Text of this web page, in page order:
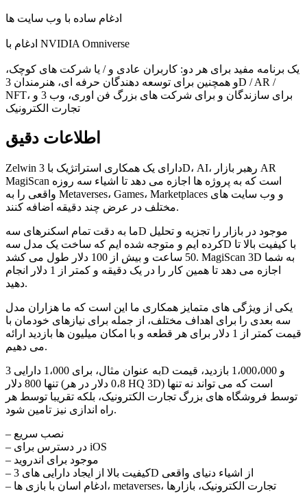
ادغام ساده با وب سایت ها
ادغام با NVIDIA Omniverse
یک برنامه مفید برای هر دو: کاربران عادی و / یا شرکت های کوچک،
و همچنین برای توسعه دهندگان حرفه ای، هنرمندان 3D / AR /
NFT، برای سازندگان و برای شرکت های بزرگ فن اوری، وب 3 و
تجارت الکترونیک
اطلاعات دقیق
Zelwin دارای یک همکاری استراتژیک با 3D، AI، رهبر بازار AR
MagiScan است که به پروژه ها اجازه می دهد تا اشیاء سه روزه
واقعی را به Metaverses، Games، Marketplaces و وب سایت های
مختلف در عرض چند دقیقه اضافه کنند.
ما به دقت تمام اسکنرهای سهD موجود در بازار را تجزیه و تحلیل
کرده ایم و متوجه شده ایم که ساخت یک مدل سهD با کیفیت بالا تا
50 ساعت و بیش از 100 دلار طول می کشد. MagiScan 3D به شما
اجازه می دهد تا همین کار را در یک دقیقه و کمتر از 1 دلار انجام
دهید.
یکی از ویژگی های متمایز همکاری ما این است که ما هزاران مدل
سه بعدی را برای اهداف مختلف، از جمله برای نیازهای خودمان با
قیمت کمتر از 1 دلار برای هر قطعه و با امکان میلیون ها بازدید ارائه
می دهیم.
به عنوان مثال، برای 1،000 دارایی 3D و 1،000،000 بازدید، قیمت
تنها 800 دلار (0،8 دلار در هر HQ 3D) است که می تواند نه تنها
توسط فروشگاه های بزرگ تجارت الکترونیک، بلکه تقریبا توسط هر
راه اندازی نیز تامین شود.
– نصب سریع
– در دسترس برای iOS
– موجود برای اندروید
– کیفیت بالا از ایجاد دارایی های 3D از اشیاء دنیای واقعی
– ادغام اسان با بازی ها، metaverses، تجارت الکترونیک، بازارها